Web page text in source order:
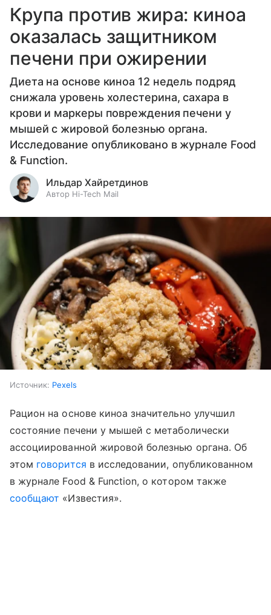
Крупа против жира: киноа
оказалась защитником
печени при ожирении
Диета на основе киноа 12 недель подряд
снижала уровень холестерина, сахара в
крови и маркеры повреждения печени у
мышей с жировой болезнью органа.
Исследование опубликовано в журнале Food
& Function.
Ильдар Хайретдинов
Автор Hi-Tech Mail
Источник: Pexels
Рацион на основе киноа значительно улучшил
состояние печени у мышей с метаболически
ассоциированной жировой болезнью органа. Об
этом говорится в исследовании, опубликованном
в журнале Food & Function, о котором также
сообщают «Известия».